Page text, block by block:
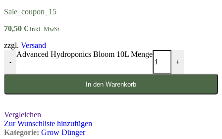
Sale_coupon_15
70,50 € inkl. MwSt.
zzgl. Versand
-
Advanced Hydroponics Bloom 10L Menge
+
In den Warenkorb
Vergleichen
Zur Wunschliste hinzufügen
Kategorie: Grow Dünger